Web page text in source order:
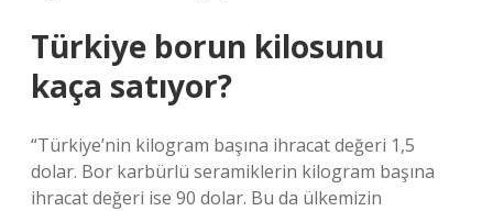
Türkiye borun kilosunu
kaça satıyor?
“Türkiye’nin kilogram başına ihracat değeri 1,5
dolar. Bor karbürlü seramiklerin kilogram başına
ihracat değeri ise 90 dolar. Bu da ülkemizin